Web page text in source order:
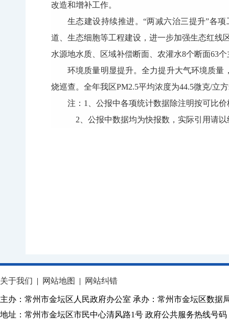
改造和增补工作。
生态建设持续推进。“两减六治三提升”各
道、生态细胞等工程建设，进一步加强生态红线
水源地水质、区域补偿断面、农灌水8个断面63
环境质量明显提升。全力提升大气环境质
烧巡查。全年我区PM2.5平均浓度为44.5微克/立
注：1、公报中各项统计数据除注明按可比
2、公报中数据均为快报数，实际引用请以
关于我们 | 网站地图 | 网站纠错
主办：常州市金坛区人民政府办公室 承办：常州市金坛区数据
地址：常州市金坛区市民中心清风路1号 政府公共服务热线号码